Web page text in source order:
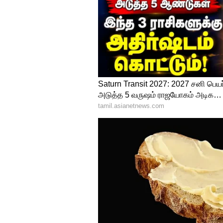
இந்திய அணியில் ஷ்ரேயாஸ்
சூர்யகுமார் யாதவுடன்.
திசைகளிலும் பந்தை
அவருடன் போட்டியிட்டு,
மிகச்சிறப்பாக ஆடியாக
அதேவேளையில் சூர்யகுமார்
அணியின் ஆடும் லெவனில்